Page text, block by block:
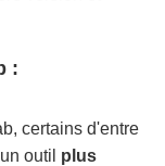
:
certains d'entre
outil plus